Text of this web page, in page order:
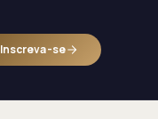
Inscreva-se